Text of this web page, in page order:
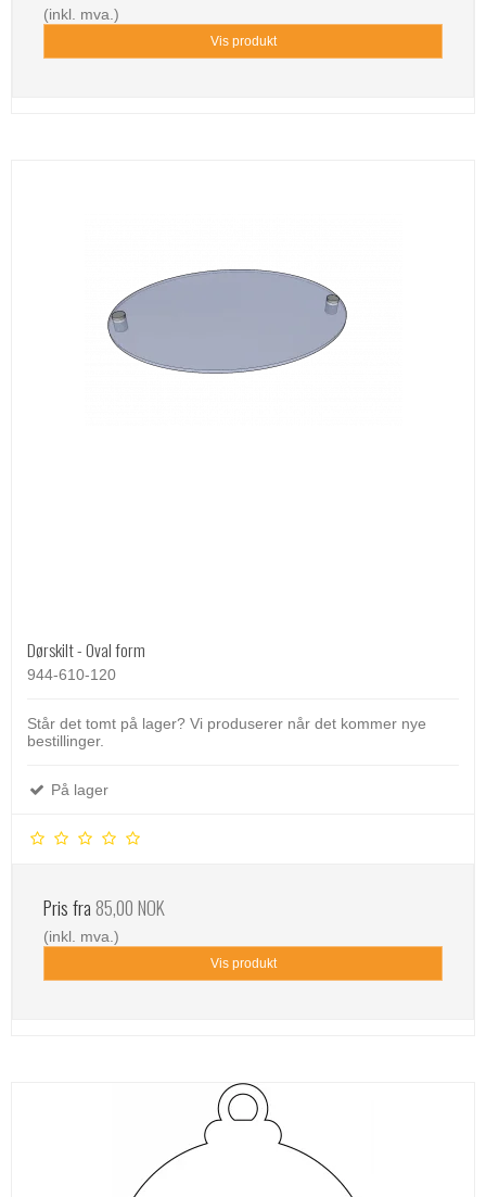
(inkl. mva.)
Vis produkt
Dørskilt - Oval form
944-610-120
Står det tomt på lager? Vi produserer når det kommer nye
bestillinger.
På lager
Pris fra85,00 NOK
(inkl. mva.)
Vis produkt